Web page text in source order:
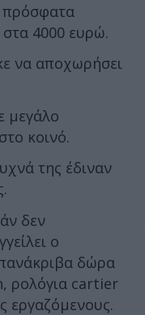
πρόσφατα
στα 4000 ευρώ.
να αποχωρήσει
μεγάλο
κοινό.
της έδιναν
δεν
ο
δώρα
ρολόγια cartier
εργαζόμενους.